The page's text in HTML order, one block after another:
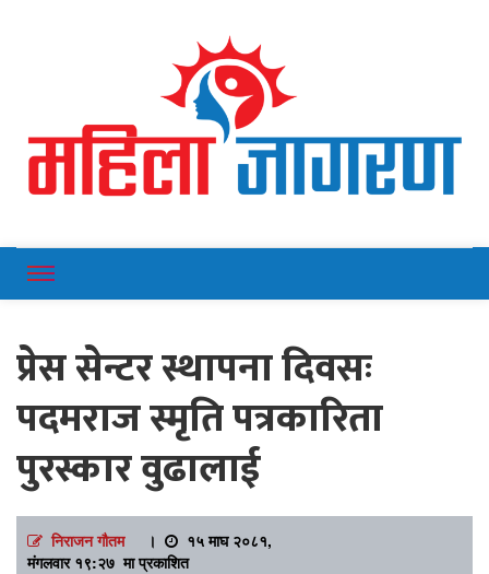
Mahilajagaran
प्रेस सेन्टर स्थापना दिवसः
पदमराज स्मृति पत्रकारिता
पुरस्कार वुढालाई
निराजन गौतम।
१५ माघ २०८१,
मंगलवार १९:२७ मा प्रकाशित